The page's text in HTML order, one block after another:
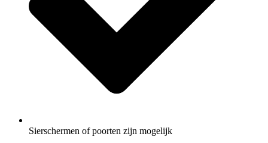
Sierschermen of poorten zijn mogelijk